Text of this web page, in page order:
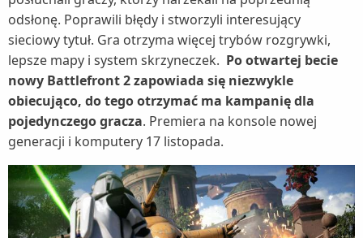
odsłonę. Poprawili błędy i stworzyli interesujący
sieciowy tytuł. Gra otrzyma więcej trybów rozgrywki,
lepsze mapy i system skrzyneczek. Po otwartej becie
nowy Battlefront 2 zapowiada się niezwykle
obiecująco, do tego otrzymać ma kampanię dla
pojedynczego gracza. Premiera na konsole nowej
generacji i komputery 17 listopada.